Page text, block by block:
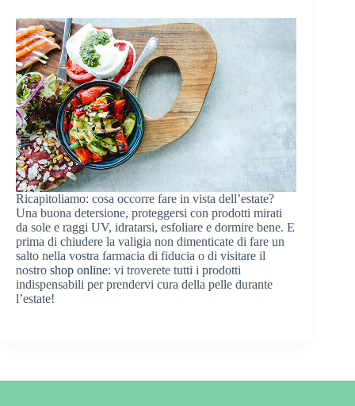
Ricapitoliamo: cosa occorre fare in vista dell’estate?
Una buona detersione, proteggersi con prodotti mirati
da sole e raggi UV, idratarsi, esfoliare e dormire bene. E
prima di chiudere la valigia non dimenticate di fare un
salto nella vostra farmacia di fiducia o di visitare il
nostro shop online: vi troverete tutti i prodotti
indispensabili per prendervi cura della pelle durante
l’estate!